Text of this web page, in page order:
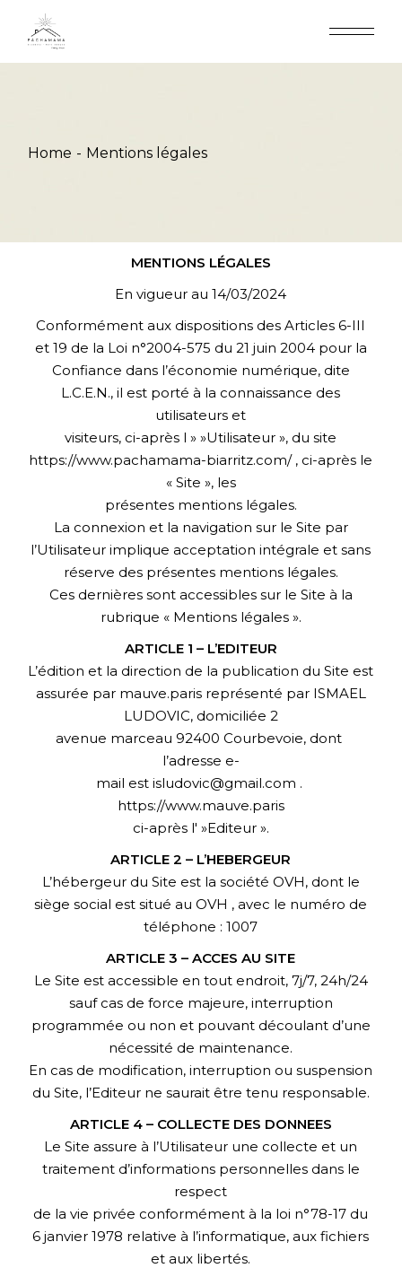
content
Home Mentions légales
MENTIONS LÉGALES
En vigueur au 14/03/2024
Conformément aux dispositions des Articles 6-III
et 19 de la Loi n°2004-575 du 21 juin 2004 pour la
Confiance dans l’économie numérique, dite
L.C.E.N., il est porté à la connaissance des
utilisateurs et
visiteurs, ci-après l » »Utilisateur », du site
https://www.pachamama-biarritz.com/ , ci-après le
« Site », les
présentes mentions légales.
La connexion et la navigation sur le Site par
l’Utilisateur implique acceptation intégrale et sans
réserve des présentes mentions légales.
Ces dernières sont accessibles sur le Site à la
rubrique « Mentions légales ».
ARTICLE 1 – L’EDITEUR
L’édition et la direction de la publication du Site est
assurée par mauve.paris représenté par ISMAEL
LUDOVIC, domiciliée 2
avenue marceau 92400 Courbevoie, dont
l’adresse e-
mail est isludovic@gmail.com .
https://www.mauve.paris
ci-après l' »Editeur ».
ARTICLE 2 – L’HEBERGEUR
L’hébergeur du Site est la société OVH, dont le
siège social est situé au OVH , avec le numéro de
téléphone : 1007
ARTICLE 3 – ACCES AU SITE
Le Site est accessible en tout endroit, 7j/7, 24h/24
sauf cas de force majeure, interruption
programmée ou non et pouvant découlant d’une
nécessité de maintenance.
En cas de modification, interruption ou suspension
du Site, l’Editeur ne saurait être tenu responsable.
ARTICLE 4 – COLLECTE DES DONNEES
Le Site assure à l’Utilisateur une collecte et un
traitement d’informations personnelles dans le
respect
de la vie privée conformément à la loi n°78-17 du
6 janvier 1978 relative à l’informatique, aux fichiers
et aux libertés.